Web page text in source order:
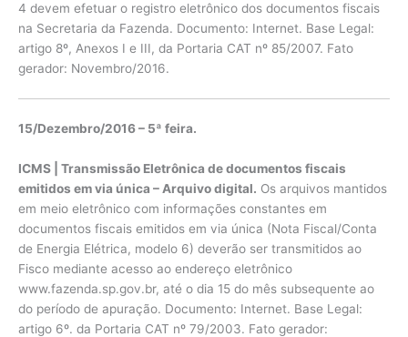
4 devem efetuar o registro eletrônico dos documentos fiscais
na Secretaria da Fazenda. Documento: Internet. Base Legal:
artigo 8º, Anexos I e III, da Portaria CAT nº 85/2007. Fato
gerador: Novembro/2016.
15/Dezembro/2016 – 5ª feira.
ICMS | Transmissão Eletrônica de documentos fiscais
emitidos em via única – Arquivo digital. Os arquivos mantidos
em meio eletrônico com informações constantes em
documentos fiscais emitidos em via única (Nota Fiscal/Conta
de Energia Elétrica, modelo 6) deverão ser transmitidos ao
Fisco mediante acesso ao endereço eletrônico
www.fazenda.sp.gov.br, até o dia 15 do mês subsequente ao
do período de apuração. Documento: Internet. Base Legal:
artigo 6º. da Portaria CAT nº 79/2003. Fato gerador: